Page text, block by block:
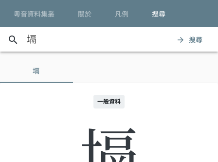
粵音資料集叢 關於 凡例 搜尋
search arrow_forward 搜尋
塥
一般資料